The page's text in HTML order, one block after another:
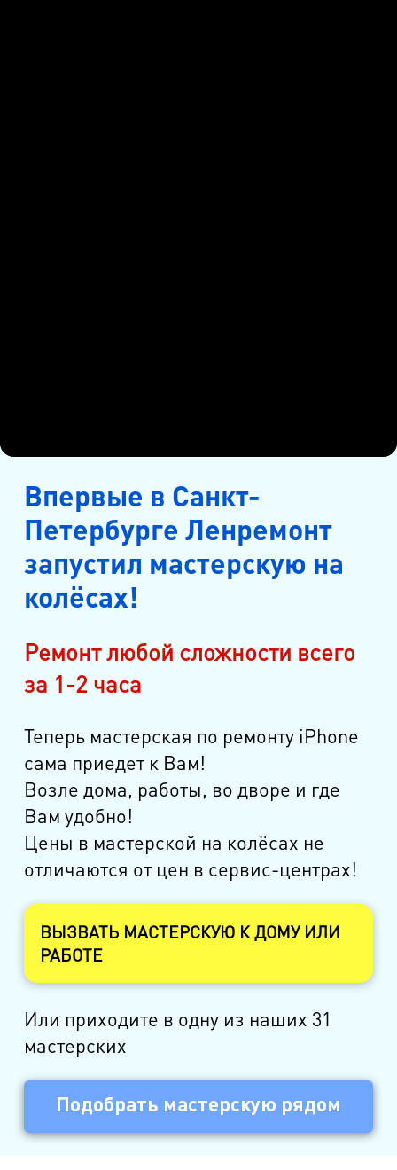
Впервые в Санкт-
Петербурге Ленремонт
запустил мастерскую на
колёсах!
Ремонт любой сложности всего
за 1-2 часа
Теперь мастерская по ремонту iPhone
сама приедет к Вам!
Возле дома, работы, во дворе и где
Вам удобно!
Цены в мастерской на колёсах не
отличаются от цен в сервис-центрах!
ВЫЗВАТЬ МАСТЕРСКУЮ К ДОМУ ИЛИ
РАБОТЕ
Или приходите в одну из наших 31
мастерских
Подобрать мастерскую рядом